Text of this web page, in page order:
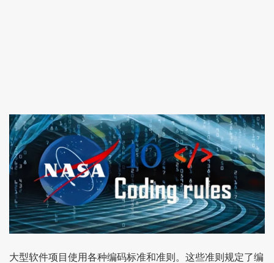
大型软件项目使用各种编码标准和准则。这些准则规定了编